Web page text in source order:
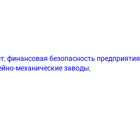
;финансовая безопасность предприятия
механические заводы;